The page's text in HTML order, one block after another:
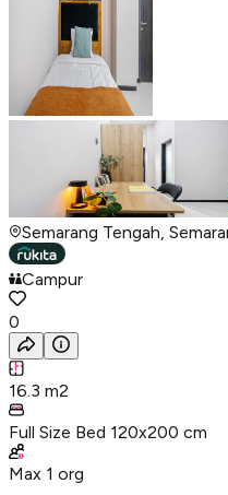
Semarang Tengah,
Campur
0
16.3 m2
Full Size Bed 120x200 cm
Max 1 org